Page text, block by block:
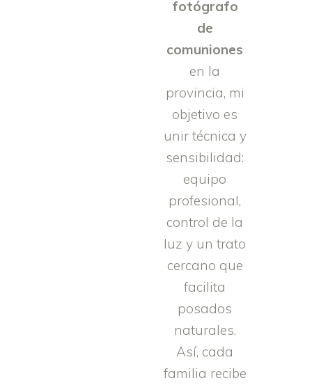
fotógrafo
de
comuniones
en la
provincia, mi
objetivo es
unir técnica y
sensibilidad:
equipo
profesional,
control de la
luz y un trato
cercano que
facilita
posados
naturales.
Así, cada
familia recibe